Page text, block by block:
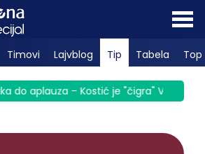
Timovi Lajvblog Tip Tabela Top
do aplauza – Kostić je "čigra" VIDEO